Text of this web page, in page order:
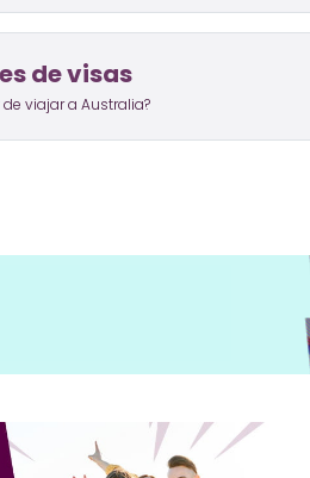
de visas
viajar a Australia?